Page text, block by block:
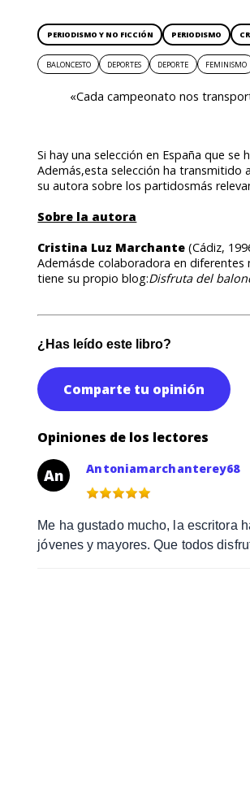
PERIODISMO Y NO FICCIÓN PERIODISMO
BALONCESTO DEPORTES DEPORTE FEMINISMO
«Cada campeonato nos
Si hay una selección en España que
Además,esta selección ha transmitido
su autora sobre los partidosmás
Sobre la autora
Cristina Luz Marchante (Cádiz,
Ademásde colaboradora en
tiene su propio blog:Disfruta del
¿Has leído este libro?
Comparte tu opinión
Opiniones de los lectores
An Antoniamarchanterey68
Me ha gustado mucho, la escritora
jóvenes y mayores. Que todos